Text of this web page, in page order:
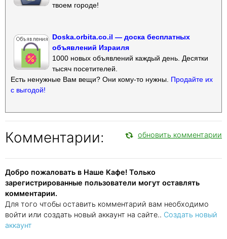
твоем городе!
Doska.orbita.co.il — доска бесплатных
объявлений Израиля
1000 новых объявлений каждый день. Десятки
тысяч посетителей.
Есть ненужные Вам вещи? Они кому-то нужны. Продайте их
с выгодой!
Комментарии: обновить комментарии
Добро пожаловать в Наше Кафе! Только
зарегистрированные пользователи могут оставлять
комментарии.
Для того чтобы оставить комментарий вам необходимо
войти или создать новый аккаунт на сайте.. Создать новый
аккаунт